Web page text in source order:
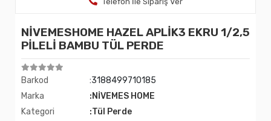
NİVEMESHOME HAZEL APLİK3 EKRU 1/2,5
PİLELİ BAMBU TÜL PERDE
Barkod
:3188499710185
Marka
:NİVEMES HOME
Kategori
:Tül Perde